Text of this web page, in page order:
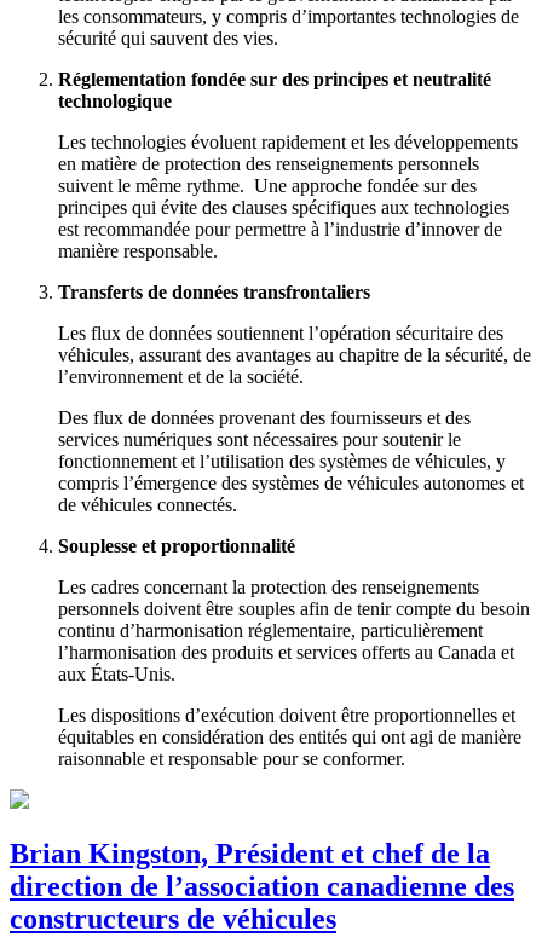
les consommateurs, y compris d’importantes technologies de
sécurité qui sauvent des vies.
Réglementation fondée sur des principes et neutralité
technologique
Les technologies évoluent rapidement et les développements
en matière de protection des renseignements personnels
suivent le même rythme. Une approche fondée sur des
principes qui évite des clauses spécifiques aux technologies
est recommandée pour permettre à l’industrie d’innover de
manière responsable.
Transferts de données transfrontaliers
Les flux de données soutiennent l’opération sécuritaire des
véhicules, assurant des avantages au chapitre de la sécurité, de
l’environnement et de la société.
Des flux de données provenant des fournisseurs et des
services numériques sont nécessaires pour soutenir le
fonctionnement et l’utilisation des systèmes de véhicules, y
compris l’émergence des systèmes de véhicules autonomes et
de véhicules connectés.
Souplesse et proportionnalité
Les cadres concernant la protection des renseignements
personnels doivent être souples afin de tenir compte du besoin
continu d’harmonisation réglementaire, particulièrement
l’harmonisation des produits et services offerts au Canada et
aux États-Unis.
Les dispositions d’exécution doivent être proportionnelles et
équitables en considération des entités qui ont agi de manière
raisonnable et responsable pour se conformer.
Brian Kingston, Président et chef de la
direction de l’association canadienne des
constructeurs de véhicules